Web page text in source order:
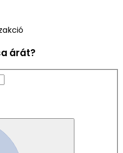
árát?